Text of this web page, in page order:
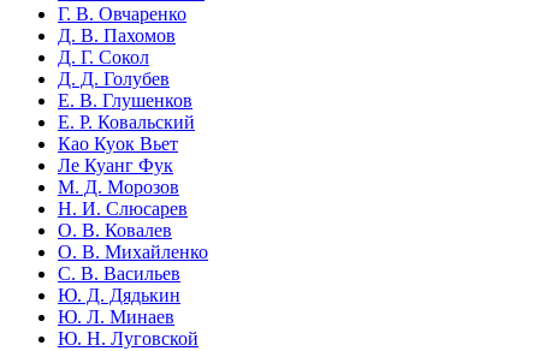
Г. В. Овчаренко
Д. В. Пахомов
Д. Г. Сокол
Д. Д. Голубев
Е. В. Глушенков
Е. Р. Ковальский
Као Куок Вьет
Ле Куанг Фук
М. Д. Морозов
Н. И. Слюсарев
О. В. Ковалев
О. В. Михайленко
С. В. Васильев
Ю. Д. Дядькин
Ю. Л. Минаев
Ю. Н. Луговской